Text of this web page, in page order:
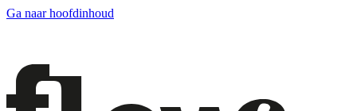
Ga naar hoofdinhoud